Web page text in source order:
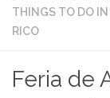
THINGS TO DO
RICO
Feria de